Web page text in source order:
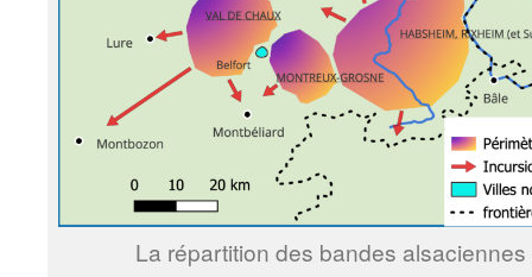
La répartition des bandes